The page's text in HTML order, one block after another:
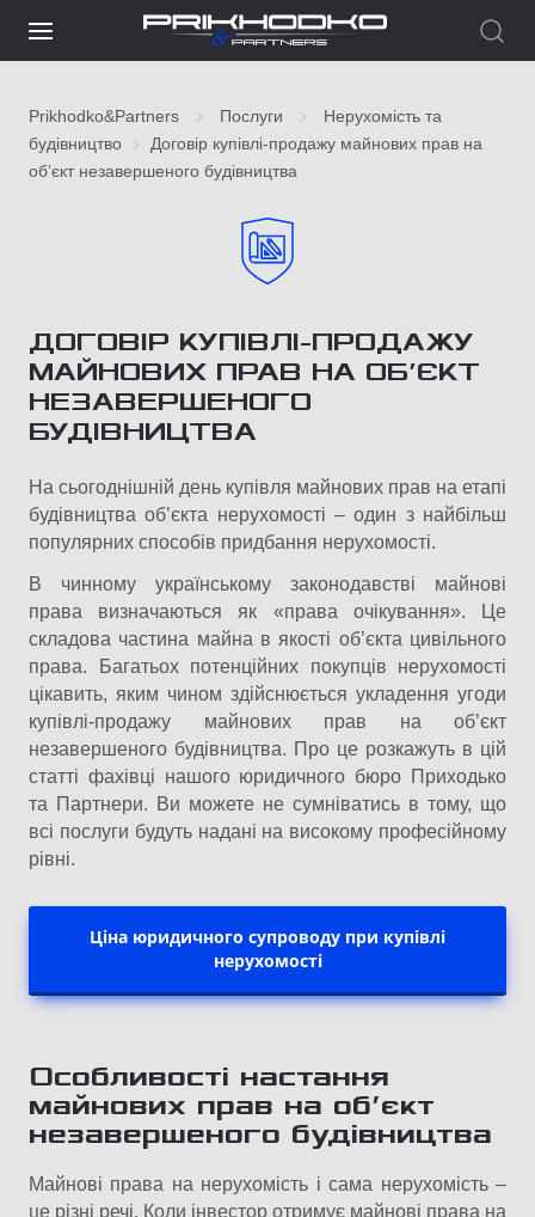
Prikhodko&Partners Послуги
Нерухомість та
будівництво
Договір купівлі-продажу майнових прав на
об’єкт незавершеного будівництва
ДОГОВІР КУПІВЛІ-ПРОДАЖУ
МАЙНОВИХ ПРАВ НА ОБ’ЄКТ
НЕЗАВЕРШЕНОГО
БУДІВНИЦТВА
На сьогоднішній день купівля майнових прав на етапі
будівництва об’єкта нерухомості – один з найбільш
популярних способів придбання нерухомості.
В чинному українському законодавстві майнові
права визначаються як «права очікування». Це
складова частина майна в якості об’єкта цивільного
права. Багатьох потенційних покупців нерухомості
цікавить, яким чином здійснюється укладення угоди
купівлі-продажу майнових прав на об’єкт
незавершеного будівництва. Про це розкажуть в цій
статті фахівці нашого юридичного бюро Приходько
та Партнери. Ви можете не сумніватись в тому, що
всі послуги будуть надані на високому професійному
рівні.
Ціна юридичного супроводу при купівлі
нерухомості
Особливості настання
майнових прав на об’єкт
незавершеного будівництва
Майнові права на нерухомість і сама нерухомість –
це різні речі. Коли інвестор отримує майнові права на